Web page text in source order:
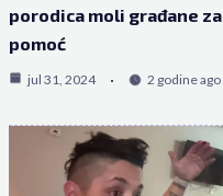
porodica moli građane za
pomoć
jul 31, 2024 2 godine ago